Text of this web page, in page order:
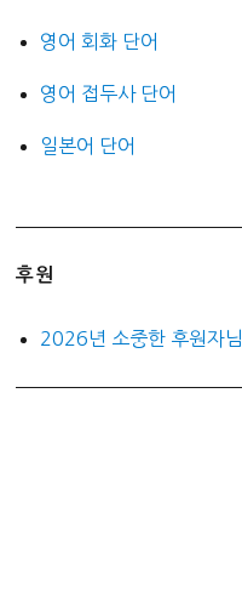
영어 회화 단어
영어 접두사 단어
일본어 단어
후원
2026년 소중한 후원자님